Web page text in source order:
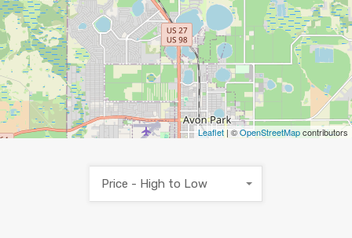
Leaflet| ©OpenStreetMapcontributors
Price - High to Low